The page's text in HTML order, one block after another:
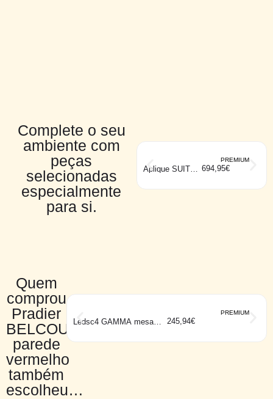
Complete o seu
ambiente com
peças
selecionadas
especialmente
para si.
PREMIUM
Aplique SUITE
694,95€
Quem
comprou
Pradier
BELCOUR1
parede
vermelho
também
escolheu…
PREMIUM
Ledsc4 GAMMA mesa
245,94€